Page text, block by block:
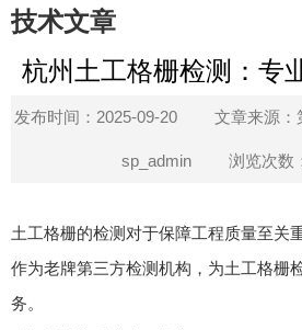
技术文章
杭州土工格栅检测：专
发布时间：2025-09-20 文章来源：
sp_admin 浏览次数
土工格栅的检测对于保障工程质量至关
作为老牌第三方检测机构，为土工格栅
务。